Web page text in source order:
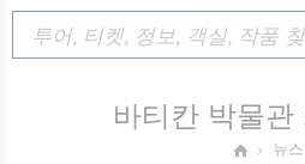
바티칸 박물관
뉴스